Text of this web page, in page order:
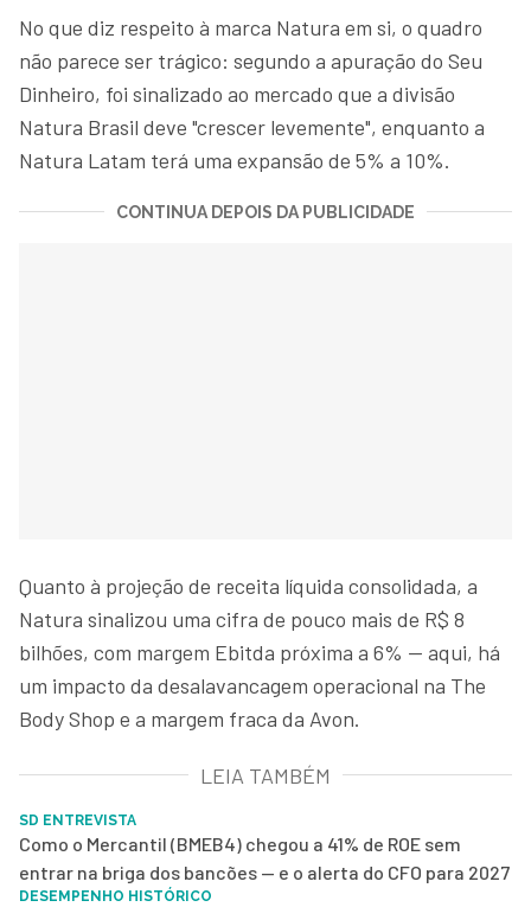
No que diz respeito à marca Natura em si, o quadro
não parece ser trágico: segundo a apuração do Seu
Dinheiro, foi sinalizado ao mercado que a divisão
Natura Brasil deve "crescer levemente", enquanto a
Natura Latam terá uma expansão de 5% a 10%.
CONTINUA DEPOIS DA PUBLICIDADE
Quanto à projeção de receita líquida consolidada, a
Natura sinalizou uma cifra de pouco mais de R$ 8
bilhões, com margem Ebitda próxima a 6% — aqui, há
um impacto da desalavancagem operacional na The
Body Shop e a margem fraca da Avon.
LEIA TAMBÉM
SD ENTREVISTA
Como o Mercantil (BMEB4) chegou a 41% de ROE sem
entrar na briga dos bancões — e o alerta do CFO para 2027
DESEMPENHO HISTÓRICO